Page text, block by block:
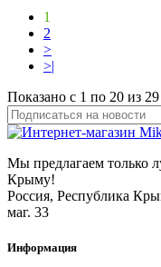
1
2
>
>|
Показано с 1 по 20 из
Мы предлагаем только
Крыму!
Россия, Республика
маг. 33
Информация